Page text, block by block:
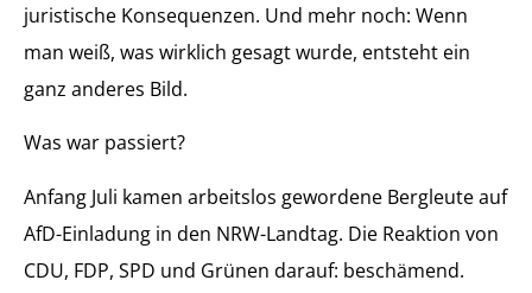
juristische Konsequenzen. Und mehr noch: Wenn
man weiß, was wirklich gesagt wurde, entsteht ein
ganz anderes Bild.
Was war passiert?
Anfang Juli kamen arbeitslos gewordene Bergleute auf
AfD-Einladung in den NRW-Landtag. Die Reaktion von
CDU, FDP, SPD und Grünen darauf: beschämend.